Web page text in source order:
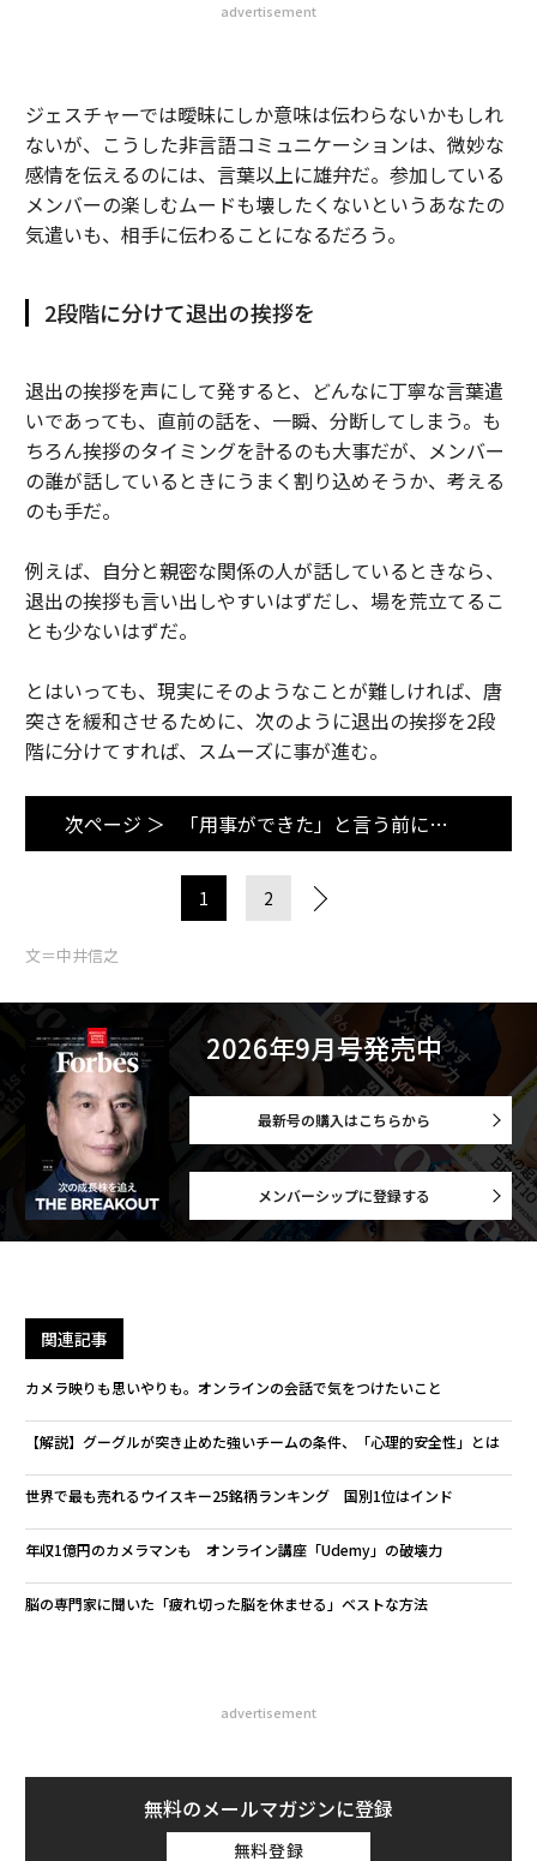
advertisement
ジェスチャーでは曖昧にしか意味は伝わらないかもしれ
ないが、こうした非言語コミュニケーションは、微妙な
感情を伝えるのには、言葉以上に雄弁だ。参加している
メンバーの楽しむムードも壊したくないというあなたの
気遣いも、相手に伝わることになるだろう。
2段階に分けて退出の挨拶を
退出の挨拶を声にして発すると、どんなに丁寧な言葉遣
いであっても、直前の話を、一瞬、分断してしまう。も
ちろん挨拶のタイミングを計るのも大事だが、メンバー
の誰が話しているときにうまく割り込めそうか、考える
のも手だ。
例えば、自分と親密な関係の人が話しているときなら、
退出の挨拶も言い出しやすいはずだし、場を荒立てるこ
とも少ないはずだ。
とはいっても、現実にそのようなことが難しければ、唐
突さを緩和させるために、次のように退出の挨拶を2段
階に分けてすれば、スムーズに事が進む。
次ページ ＞ 「用事ができた」と言う前に…
1 2
文＝中井信之
2026年9月号発売中
最新号の購入はこちらから
メンバーシップに登録する
関連記事
カメラ映りも思いやりも。オンラインの会話で気をつけたいこと
【解説】グーグルが突き止めた強いチームの条件、「心理的安全性」とは
世界で最も売れるウイスキー25銘柄ランキング 国別1位はインド
年収1億円のカメラマンも オンライン講座「Udemy」の破壊力
脳の専門家に聞いた「疲れ切った脳を休ませる」ベストな方法
advertisement
無料のメールマガジンに登録
無料登録